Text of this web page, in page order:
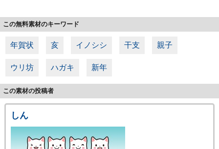
この無料素材のキーワード
年賀状 亥 イノシシ 干支 親子
ウリ坊 ハガキ 新年
この素材の投稿者
しん